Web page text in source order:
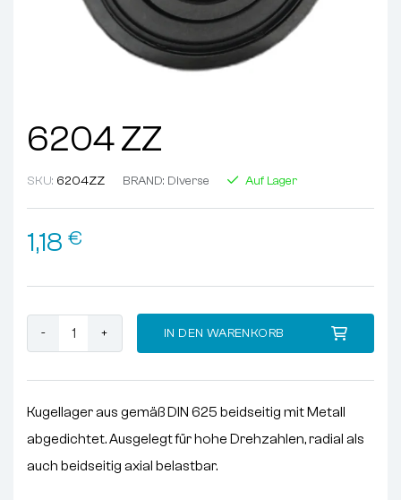
6204 ZZ
SKU: 6204ZZ BRAND: Diverse Auf Lager
1,18 €
6204 ZZ Menge
IN DEN WARENKORB
Kugellager aus gemäß DIN 625 beidseitig mit Metall
abgedichtet. Ausgelegt für hohe Drehzahlen, radial als
auch beidseitig axial belastbar.